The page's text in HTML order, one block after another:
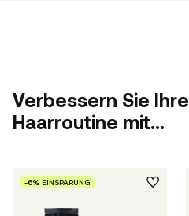
Verbessern Sie Ihre
Haarroutine mit...
-6% EINSPARUNG